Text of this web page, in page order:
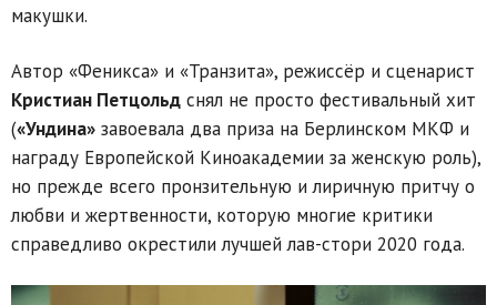
макушки.
Автор «Феникса» и «Транзита», режиссёр и сценарист
Кристиан Петцольд снял не просто фестивальный хит
(«Ундина» завоевала два приза на Берлинском МКФ и
награду Европейской Киноакадемии за женскую роль),
но прежде всего пронзительную и лиричную притчу о
любви и жертвенности, которую многие критики
справедливо окрестили лучшей лав-стори 2020 года.